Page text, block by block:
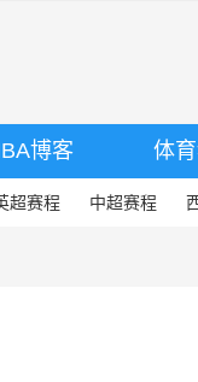
博客 体
超赛程 中超赛程